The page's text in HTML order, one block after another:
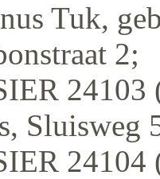
Tuk,
2;
24103
Sluisweg
24104